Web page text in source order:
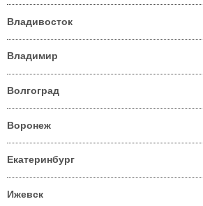
Владивосток
Владимир
Волгоград
Воронеж
Екатеринбург
Ижевск